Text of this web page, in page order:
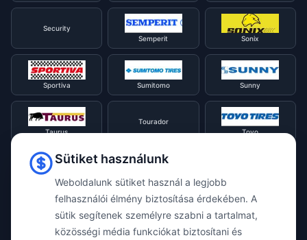
Security
Semperit
Sonix
Sportiva Sumitomo Sunny
Taurus
Tourador
Toyo
Tracmax
Triangle
Viking Voyager
Sütiket használunk
Weboldalunk sütiket használ a legjobb
felhasználói élmény biztosítása érdekében. A
sütik segítenek személyre szabni a tartalmat,
közösségi média funkciókat biztosítani és